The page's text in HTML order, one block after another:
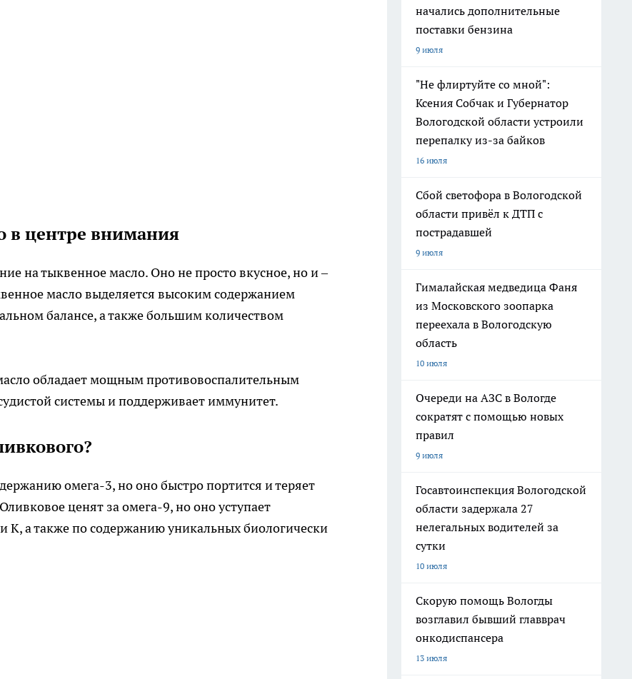
в центре внимания
на тыквенное масло. Оно не просто вкусное, но и –
масло выделяется высоким содержанием
балансе, а также большим количеством
обладает мощным противовоспалительным
системы и поддерживает иммунитет.
омега-3, но оно быстро портится и теряет
ценят за омега-9, но оно уступает
К, а также по содержанию уникальных биологически
начались дополнительные
поставки бензина
9 июля
"Не флиртуйте со мной":
Ксения Собчак и Губернатор
Вологодской области устроили
перепалку из-за байков
16 июля
Сбой светофора в Вологодской
области привёл к ДТП с
пострадавшей
9 июля
Гималайская медведица Фаня
из Московского зоопарка
переехала в Вологодскую
область
10 июля
Очереди на АЗС в Вологде
сократят с помощью новых
правил
9 июля
Госавтоинспекция Вологодской
области задержала 27
нелегальных водителей за
сутки
10 июля
Скорую помощь Вологды
возглавил бывший главврач
онкодиспансера
13 июля